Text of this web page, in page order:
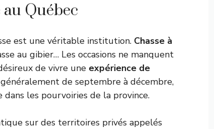
au Québec
est une véritable institution. Chasse à
au gibier… Les occasions ne manquent
de vivre une expérience de
généralement de septembre à décembre,
les pourvoiries de la province.
sur des territoires privés appelés